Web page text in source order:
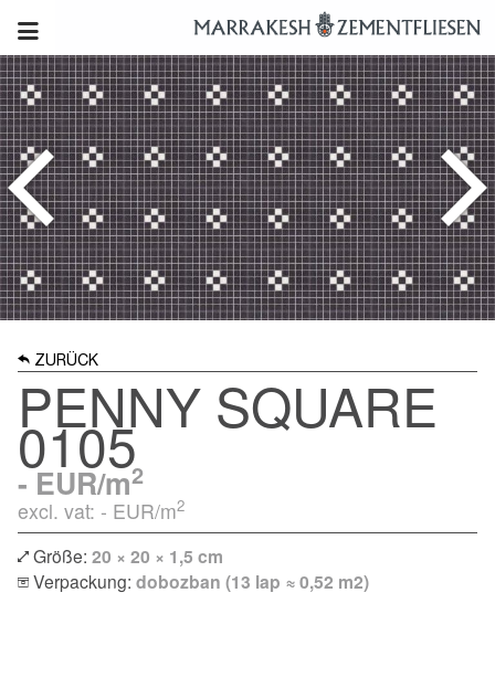
ZURÜCK
PENNY SQUARE
0105
-EUR/m2
excl. vat: - EUR/m2
Größe: 20 × 20 × 1,5 cm
Verpackung: dobozban (13 lap ≈ 0,52 m2)